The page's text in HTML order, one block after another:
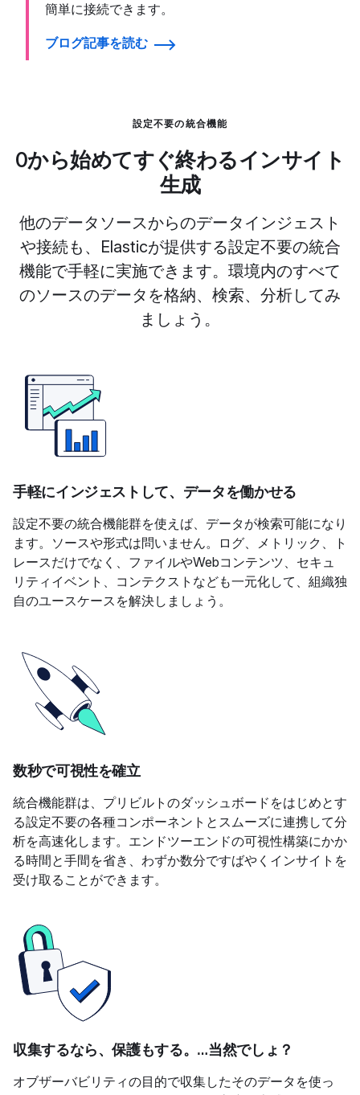
簡単に接続できます。
ブログ記事を読む
設定不要の統合機能
0から始めてすぐ終わるインサイト
生成
他のデータソースからのデータインジェスト
や接続も、Elasticが提供する設定不要の統合
機能で手軽に実施できます。環境内のすべて
のソースのデータを格納、検索、分析してみ
ましょう。
手軽にインジェストして、データを働かせる
設定不要の統合機能群を使えば、データが検索可能になり
ます。ソースや形式は問いません。ログ、メトリック、ト
レースだけでなく、ファイルやWebコンテンツ、セキュ
リティイベント、コンテクストなども一元化して、組織独
自のユースケースを解決しましょう。
数秒で可視性を確立
統合機能群は、プリビルトのダッシュボードをはじめとす
る設定不要の各種コンポーネントとスムーズに連携して分
析を高速化します。エンドツーエンドの可視性構築にかか
る時間と手間を省き、わずか数分ですばやくインサイトを
受け取ることができます。
収集するなら、保護もする。…当然でしょ？
オブザーバビリティの目的で収集したそのデータを使っ